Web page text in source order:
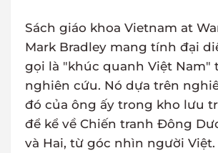
Sách giáo khoa Vietnam at
Mark Bradley mang tính đại
gọi là "khúc quanh Việt Nam"
nghiên cứu. Nó dựa trên
đó của ông ấy trong kho lưu
để kể về Chiến tranh Đông
và Hai, từ góc nhìn người Việt.